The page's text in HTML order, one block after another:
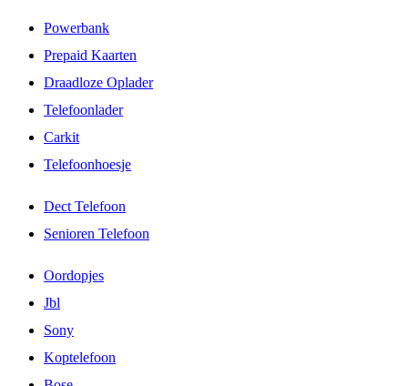
Powerbank
Prepaid Kaarten
Draadloze Oplader
Telefoonlader
Carkit
Telefoonhoesje
Dect Telefoon
Senioren Telefoon
Oordopjes
Jbl
Sony
Koptelefoon